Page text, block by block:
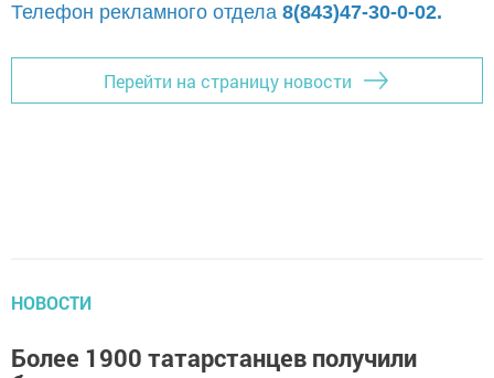
Телефон рекламного отдела 8(843)47-30-0-02.
Перейти на страницу новости
НОВОСТИ
Более 1900 татарстанцев получили